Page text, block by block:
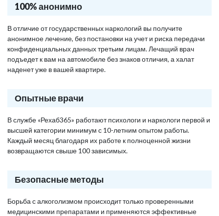
100% анонимно
В отличие от государственных наркологий вы получите
анонимное лечение, без постановки на учет и риска передачи
конфиденциальных данных третьим лицам. Лечащий врач
подъедет к вам на автомобиле без знаков отличия, а халат
наденет уже в вашей квартире.
Опытные врачи
В службе «Рехаб365» работают психологи и наркологи первой и
высшей категории минимум с 10-летним опытом работы.
Каждый месяц благодаря их работе к полноценной жизни
возвращаются свыше 100 зависимых.
Безопасные методы
Борьба с алкоголизмом происходит только проверенными
медицинскими препаратами и применяются эффективные